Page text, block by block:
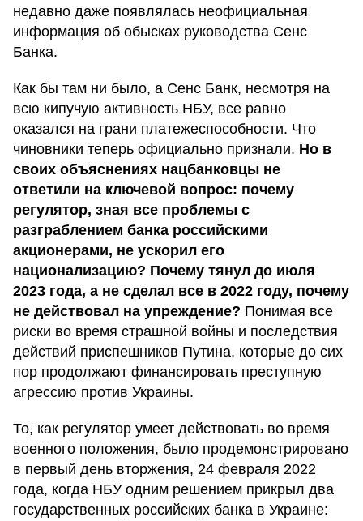
недавно даже появлялась неофициальная
информация об обысках руководства Сенс
Банка.
Как бы там ни было, а Сенс Банк, несмотря на
всю кипучую активность НБУ, все равно
оказался на грани платежеспособности. Что
чиновники теперь официально признали. Но в
своих объяснениях нацбанковцы не
ответили на ключевой вопрос: почему
регулятор, зная все проблемы с
разграблением банка российскими
акционерами, не ускорил его
национализацию? Почему тянул до июля
2023 года, а не сделал все в 2022 году, почему
не действовал на упреждение? Понимая все
риски во время страшной войны и последствия
действий приспешников Путина, которые до сих
пор продолжают финансировать преступную
агрессию против Украины.
То, как регулятор умеет действовать во время
военного положения, было продемонстрировано
в первый день вторжения, 24 февраля 2022
года, когда НБУ одним решением прикрыл два
государственных российских банка в Украине: